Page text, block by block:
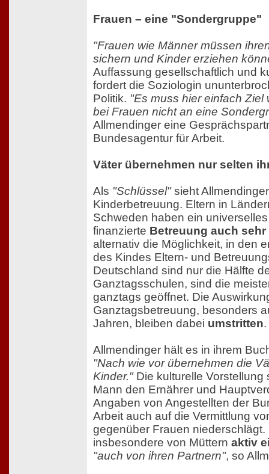
Frauen – eine "Sondergruppe"
"Frauen wie Männer müssen
sichern und Kinder erziehen
Auffassung gesellschaftlich und
fordert die Soziologin
Politik. "Es muss hier einfach Ziel
bei Frauen nicht an eine
Allmendinger eine
Bundesagentur für Arbeit.
Väter übernehmen nur selten
Als "Schlüssel"sieht
Kinderbetreuung. Eltern in
Schweden haben ein
finanzierte Betreuung auch
alternativ die Möglichkeit, in den
des Kindes Eltern- und
Deutschland sind nur die Hälfte
Ganztagsschulen, sind die
ganztags geöffnet. Die
Ganztagsbetreuung, besonders
Jahren, bleiben dabei umstritten.
Allmendinger hält es in ihrem
"Nach wie vor übernehmen die
Kinder."Die kulturelle Vorstellung
Mann den Ernährer und
Angaben von Angestellten der
Arbeit auch auf die Vermittlung
gegenüber Frauen niederschlägt.
insbesondere von Müttern aktiv
"auch von ihren Partnern", so